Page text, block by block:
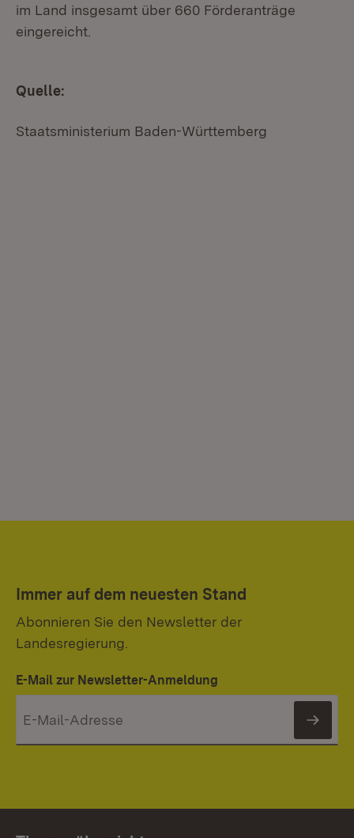
im Land insgesamt über 660 Förderanträge
eingereicht.
Quelle:
Staatsministerium Baden-Württemberg
Immer auf dem neuesten Stand
Abonnieren Sie den Newsletter der
Landesregierung.
E-Mail zur Newsletter-Anmeldung